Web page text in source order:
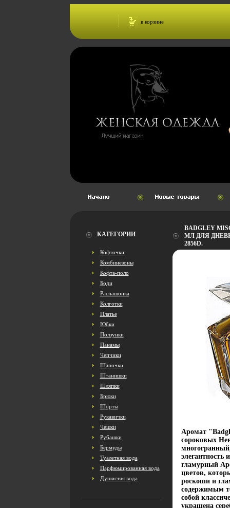
в корзине
КАТЕГОРИИ
Кофточки
Комбинезоны
Кофта-поло
Боди
Распашонка
Колготки
Платье
Юбки
Ползунки
Панамы
Чепчики
Шапочки
Штанишки
Шляпки
Брюки
Шорты
Рукавички
Чешки
Рубашки
Бермуды
Туалетная вода
Парфюмированная вода
Душистая вода
BADGLEY
МЛ ДЛЯ
2856D.
Аромат
сороковых
гламурный
цветов,
роскоши и
содержимым
собой
украшена